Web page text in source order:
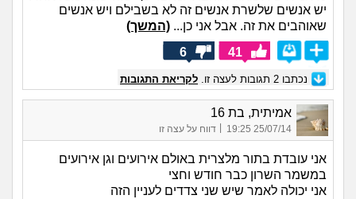
יש אנשים שלשרת אנשים זה לא בשבילם ויש אנשים
שאוהבים את זה. אבל אני כן... (המשך)
41
6
נכתבו 2 תגובות לעצה זו. לקריאת התגובות
אמיתית, בת 16
25/07/14 19:25 דווח על עצה זו
אני עובדת בתור מלצרית באולם אירועים וגן אירועים
במשמר השרון כבר חודש וחצי
אני יכולה לאמר שיש שני צדדים לעניין הזה